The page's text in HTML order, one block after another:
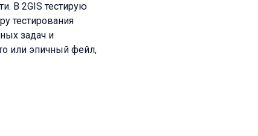
В 2GIS тестирую
тестирования
задач и
или эпичный фейл,